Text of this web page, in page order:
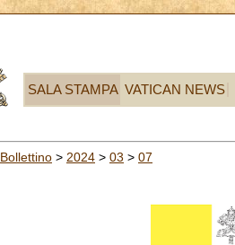
SALA STAMPA VATICAN NEWS
Bollettino > 2024 > 03 > 07